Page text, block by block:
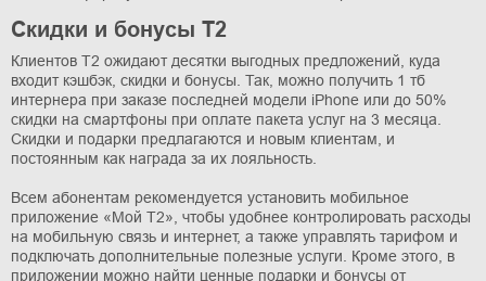
Скидки и бонусы T2
Клиентов T2 ожидают десятки выгодных предложений, куда
входит кэшбэк, скидки и бонусы. Так, можно получить 1 тб
интернера при заказе последней модели iPhone или до 50%
скидки на смартфоны при оплате пакета услуг на 3 месяца.
Скидки и подарки предлагаются и новым клиентам, и
постоянным как награда за их лояльность.
Всем абонентам рекомендуется установить мобильное
приложение «Мой T2», чтобы удобнее контролировать расходы
на мобильную связь и интернет, а также управлять тарифом и
подключать дополнительные полезные услуги. Кроме этого, в
приложении можно найти ценные подарки и бонусы от